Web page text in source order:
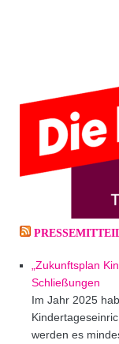
„Zukunftsplan
Schließungen
Im Jahr 2025
werden es